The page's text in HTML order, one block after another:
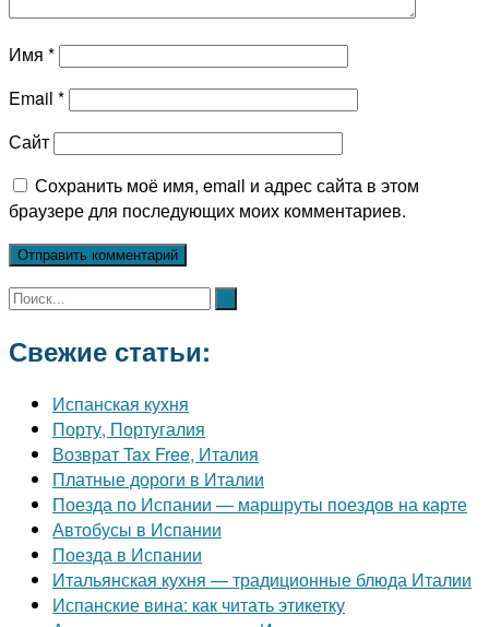
Имя *
Email *
Сайт
Сохранить моё имя, email и адрес сайта в этом
браузере для последующих моих комментариев.
Свежие статьи:
Испанская кухня
Порту, Португалия
Возврат Tax Free, Италия
Платные дороги в Италии
Поезда по Испании — маршруты поездов на карте
Автобусы в Испании
Поезда в Испании
Итальянская кухня — традиционные блюда Италии
Испанские вина: как читать этикетку